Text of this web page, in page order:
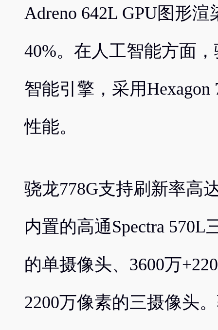
Adreno 642L GPU图形
40%。在人工智能方面
智能引擎，采用Hexagon
性能。
骁龙778G支持刷新率高
内置的高通Spectra 570L
的单摄像头、3600万
2200万像素的三摄像头